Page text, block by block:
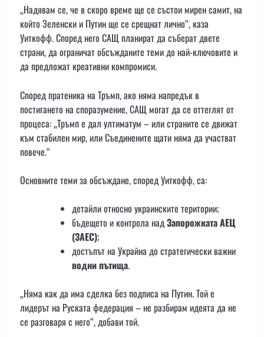
„Надявам се, че в скоро време ще се състои мирен самит, на
който Зеленски и Путин ще се срещнат лично“, каза
Уиткофф. Според него САЩ планират да съберат двете
страни, да ограничат обсъжданите теми до най-ключовите и
да предложат креативни компромиси.
Според пратеника на Тръмп, ако няма напредък в
постигането на споразумение, САЩ могат да се оттеглят от
процеса: „Тръмп е дал ултиматум – или страните се движат
към стабилен мир, или Съединените щати няма да участват
повече.“
Основните теми за обсъждане, според Уиткофф, са:
детайли относно украинските територии;
бъдещето и контрола надЗапорожката АЕЦ
(ЗАЕС);
достъпът на Украйна до стратегически важни
водни пътища.
„Няма как да има сделка без подписа на Путин. Той е
лидерът на Руската федерация – не разбирам идеята да не
се разговаря с него“, добави той.